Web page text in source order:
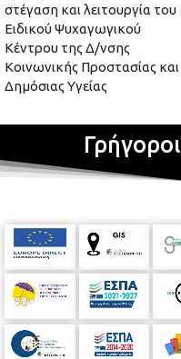
στέγαση και λειτουργία του
Ειδικού Ψυχαγωγικού
Κέντρου της Δ/νσης
Κοινωνικής Προστασίας και
Δημόσιας Υγείας